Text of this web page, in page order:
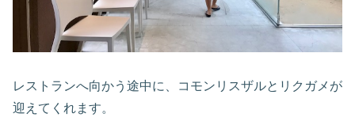
レストランへ向かう途中に、コモンリスザルとリクガメが
迎えてくれます。